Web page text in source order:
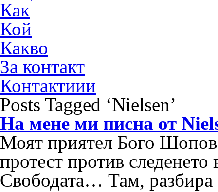
Как
Кой
Какво
За контакт
Контактиии
Posts Tagged ‘Nielsen’
На мене ми писна от
Моят приятел Бого Шопов
протест против
Свободата… Там, разбира